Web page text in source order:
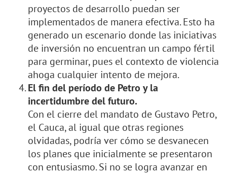
proyectos de desarrollo puedan ser
implementados de manera efectiva. Esto ha
generado un escenario donde las iniciativas
de inversión no encuentran un campo fértil
para germinar, pues el contexto de violencia
ahoga cualquier intento de mejora.
El fin del período de Petro y la
incertidumbre del futuro.
Con el cierre del mandato de Gustavo Petro,
el Cauca, al igual que otras regiones
olvidadas, podría ver cómo se desvanecen
los planes que inicialmente se presentaron
con entusiasmo. Si no se logra avanzar en